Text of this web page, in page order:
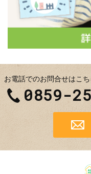
お電話でのお問合せはこち
0859-